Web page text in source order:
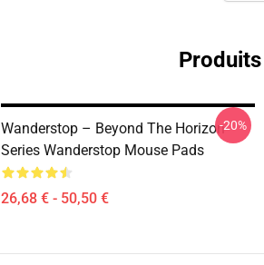
Wanderstop – Beyond The Horizon
Series Wanderstop Mouse Pads
26,68 € - 50,50 €
-20%